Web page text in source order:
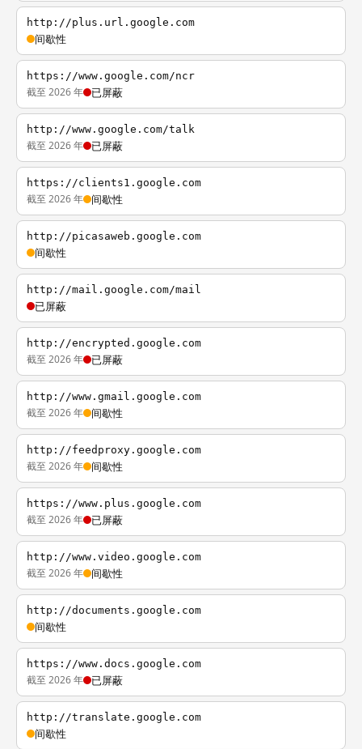
http://plus.url.google.com
间歇性
https://www.google.com/ncr
截至 2026 年 已屏蔽
http://www.google.com/talk
截至 2026 年 已屏蔽
https://clients1.google.com
截至 2026 年 间歇性
http://picasaweb.google.com
间歇性
http://mail.google.com/mail
已屏蔽
http://encrypted.google.com
截至 2026 年 已屏蔽
http://www.gmail.google.com
截至 2026 年 间歇性
http://feedproxy.google.com
截至 2026 年 间歇性
https://www.plus.google.com
截至 2026 年 已屏蔽
http://www.video.google.com
截至 2026 年 间歇性
http://documents.google.com
间歇性
https://www.docs.google.com
截至 2026 年 已屏蔽
http://translate.google.com
间歇性